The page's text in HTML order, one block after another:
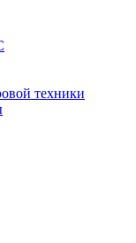
техники